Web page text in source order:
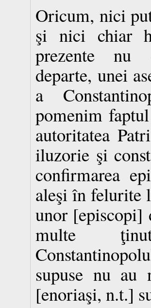
Oricum, nici
şi nici chiar
prezente nu
departe, unei
a
pomenim
autoritatea
iluzorie şi
confirmarea
aleşi în felurite
unor [episcopi]
multe
supuse nu
[enoriaşi, n.t.]